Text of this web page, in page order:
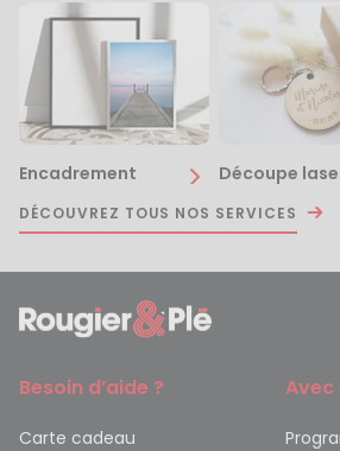
Encadrement Découpe
DÉCOUVREZ TOUS NOS SERVICES
Besoin d’aide ?
Carte cadeau
Avec